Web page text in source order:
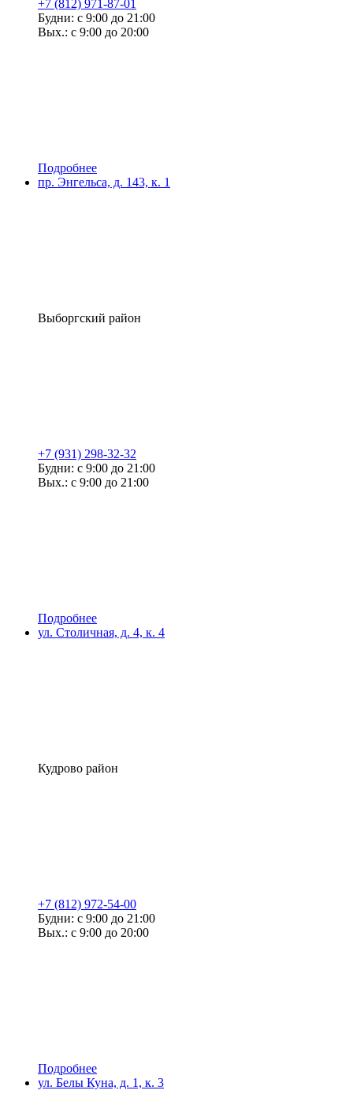
+7 (812) 971-87-01
Будни: с 9:00 до 21:00
Вых.: с 9:00 до 20:00
Подробнее
пр. Энгельса, д. 143, к. 1
Выборгский район
+7 (931) 298-32-32
Будни: с 9:00 до 21:00
Вых.: с 9:00 до 21:00
Подробнее
ул. Столичная, д. 4, к. 4
Кудрово район
+7 (812) 972-54-00
Будни: с 9:00 до 21:00
Вых.: с 9:00 до 20:00
Подробнее
ул. Белы Куна, д. 1, к. 3